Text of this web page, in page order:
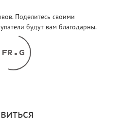
Поделитесь своими
будут вам благодарны.